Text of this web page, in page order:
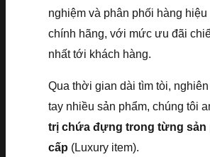
nghiệm và phân phối hàng hiệu
chính hãng, với mức ưu đãi
nhất tới khách hàng.
Qua thời gian dài tìm tòi,
tay nhiều sản phẩm, chúng tôi
trị chứa đựng trong từng sản
cấp (Luxury item).